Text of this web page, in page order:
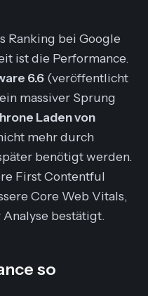
Ranking bei Google
ist die Performance.
6.6 (veröffentlicht
massiver Sprung
Laden von
mehr durch
benötigt werden.
First Contentful
Core Web Vitals,
bestätigt.
so